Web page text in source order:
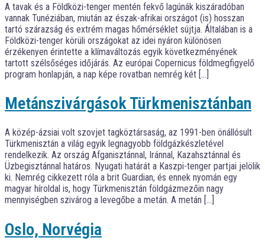
A tavak és a Földközi-tenger mentén fekvő lagúnák kiszáradóban
vannak Tunéziában, miután az észak-afrikai országot (is) hosszan
tartó szárazság és extrém magas hőmérséklet sújtja. Általában is a
Földközi-tenger körüli országokat az idei nyáron különösen
érzékenyen érintette a klímaváltozás egyik következményének
tartott szélsőséges időjárás. Az európai Copernicus földmegfigyelő
program honlapján, a nap képe rovatban nemrég két […]
Metánszivárgások Türkmenisztánban
A közép-ázsiai volt szovjet tagköztársaság, az 1991-ben önállósult
Türkmenisztán a világ egyik legnagyobb földgázkészletével
rendelkezik. Az ország Afganisztánnal, Iránnal, Kazahsztánnal és
Üzbegisztánnal határos. Nyugati határát a Kaszpi-tenger partjai jelölik
ki. Nemrég cikkezett róla a brit Guardian, és ennek nyomán egy
magyar híroldal is, hogy Türkmenisztán földgázmezőin nagy
mennyiségben szivárog a levegőbe a metán. A metán […]
Oslo, Norvégia